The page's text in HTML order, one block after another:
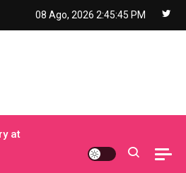
08 Ago, 2026 2:45:46 PM
at